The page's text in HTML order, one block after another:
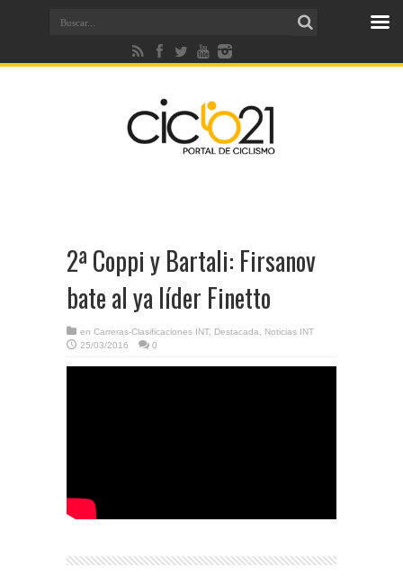
2ª Coppi y Bartali: Firsanov
bate al ya líder Finetto
en Carreras-Clasificaciones INT, Destacada
Noticias INT
25/03/2016
0